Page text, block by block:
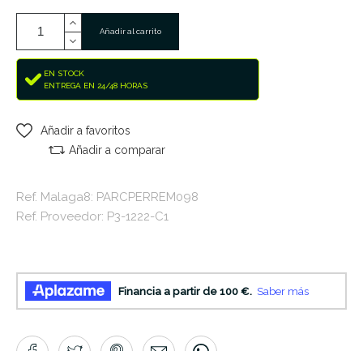
Añadir al carrito
EN STOCK
ENTREGA EN 24/48 HORAS
Añadir a favoritos
Añadir a comparar
Ref. Malaga8: PARCPERREM098
Ref. Proveedor: P3-1222-C1